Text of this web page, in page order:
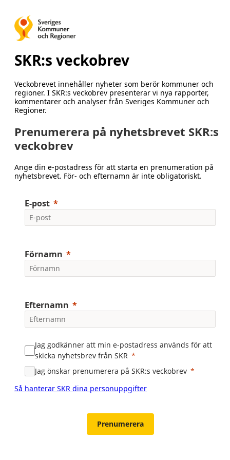
SKR:s veckobrev
Veckobrevet innehåller nyheter som berör kommuner och
regioner. I SKR:s veckobrev presenterar vi nya rapporter,
kommentarer och analyser från Sveriges Kommuner och
Regioner.
Prenumerera på nyhetsbrevet SKR:s
veckobrev
Ange din e-postadress för att starta en prenumeration på
nyhetsbrevet. För- och efternamn är inte obligatoriskt.
E-post
Förnamn
Efternamn
Jag godkänner att min e-postadress används för att
skicka nyhetsbrev från SKR
Jag önskar prenumerera på SKR:s veckobrev
Så hanterar SKR dina personuppgifter
Prenumerera